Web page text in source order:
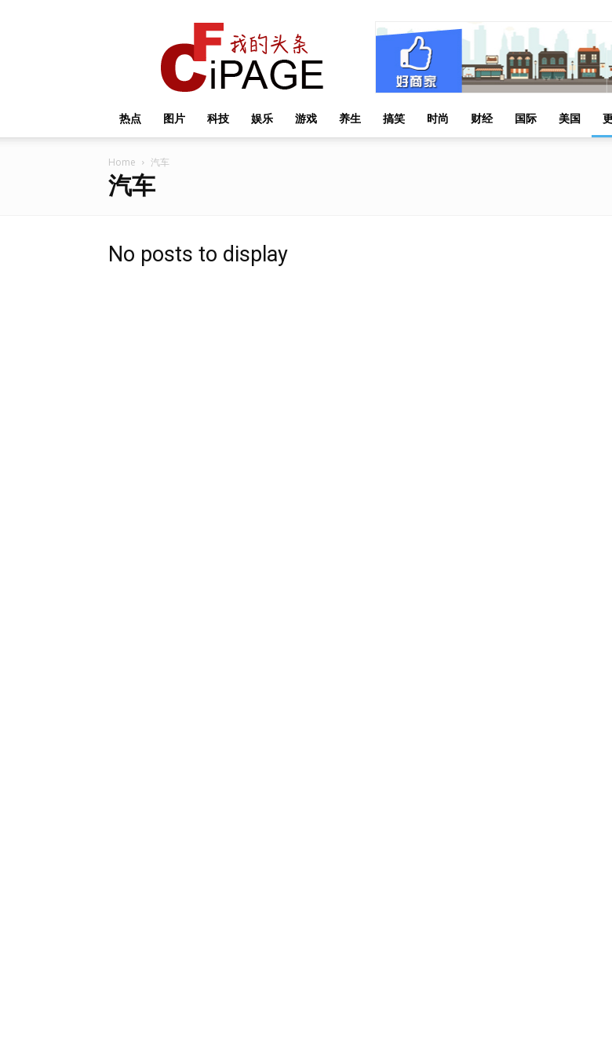
热点 图片 科技 娱乐 游戏 养生 搞笑 时尚 财经 国际 美国
Home 汽车
汽车
No posts to display